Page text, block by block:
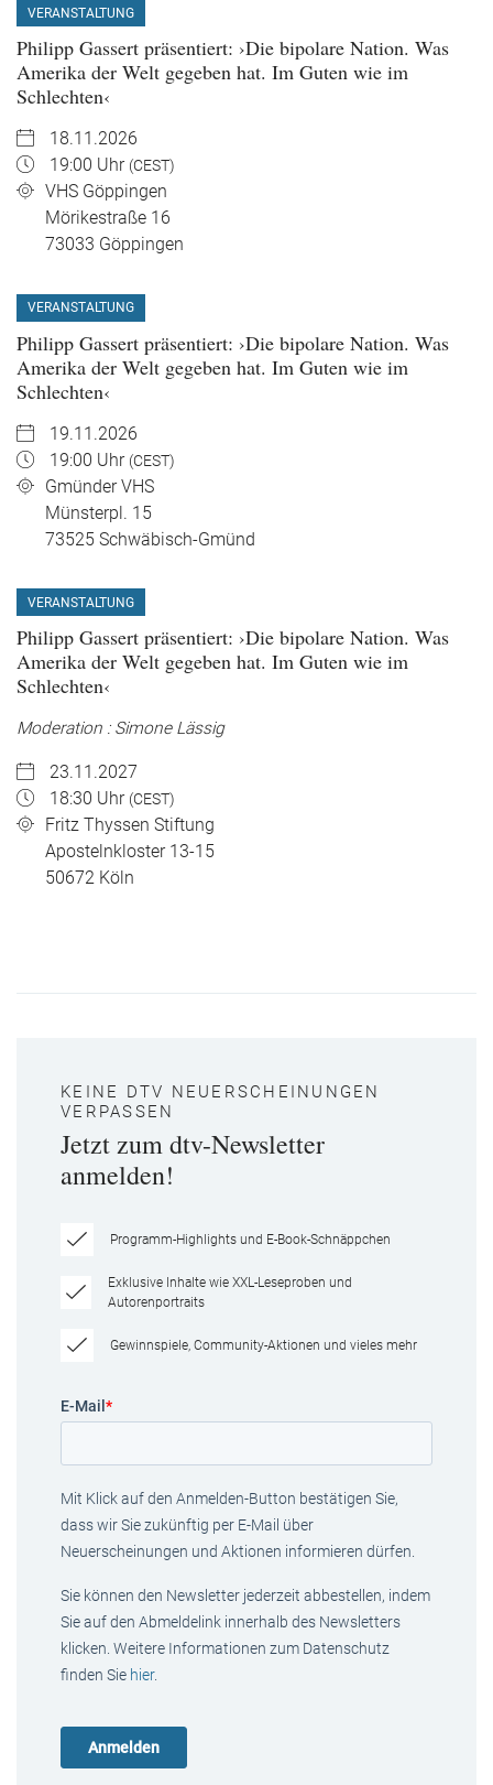
VERANSTALTUNG
Philipp Gassert präsentiert: ›Die bipolare Nation. Was
Amerika der Welt gegeben hat. Im Guten wie im
Schlechten‹
18.11.2026
19:00 Uhr (CEST)
VHS Göppingen
Mörikestraße 16
73033 Göppingen
VERANSTALTUNG
Philipp Gassert präsentiert: ›Die bipolare Nation. Was
Amerika der Welt gegeben hat. Im Guten wie im
Schlechten‹
19.11.2026
19:00 Uhr (CEST)
Gmünder VHS
Münsterpl. 15
73525 Schwäbisch-Gmünd
VERANSTALTUNG
Philipp Gassert präsentiert: ›Die bipolare Nation. Was
Amerika der Welt gegeben hat. Im Guten wie im
Schlechten‹
Moderation : Simone Lässig
23.11.2027
18:30 Uhr (CEST)
Fritz Thyssen Stiftung
Apostelnkloster 13-15
50672 Köln
KEINE DTV NEUERSCHEINUNGEN
VERPASSEN
Jetzt zum dtv-Newsletter
anmelden!
Programm-Highlights und E-Book-Schnäppchen
Exklusive Inhalte wie XXL-Leseproben und
Autorenportraits
Gewinnspiele, Community-Aktionen und vieles mehr
E-Mail *
Mit Klick auf den Anmelden-Button bestätigen Sie,
dass wir Sie zukünftig per E-Mail über
Neuerscheinungen und Aktionen informieren dürfen.
Sie können den Newsletter jederzeit abbestellen, indem
Sie auf den Abmeldelink innerhalb des Newsletters
klicken. Weitere Informationen zum Datenschutz
finden Sie hier.